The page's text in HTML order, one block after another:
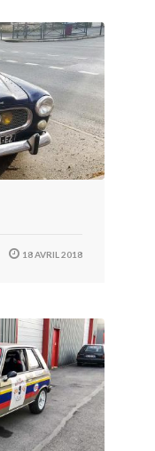
18 AVRIL 2018